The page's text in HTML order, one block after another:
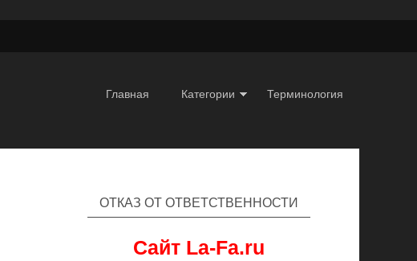
Главная Категории Терминология
ОТКАЗ ОТ ОТВЕТСТВЕННОСТИ
Сайт La-Fa.ru